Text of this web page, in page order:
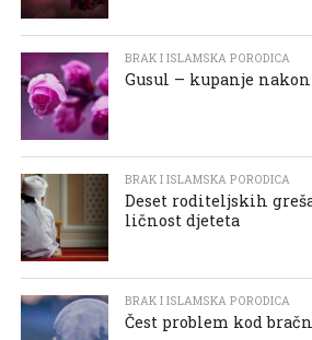
BRAK I ISLAMSKA PORODICA
Gusul – kupanje
BRAK I ISLAMSKA PORODICA
Deset roditeljskih
ličnost djeteta
BRAK I ISLAMSKA PORODICA
Čest problem kod